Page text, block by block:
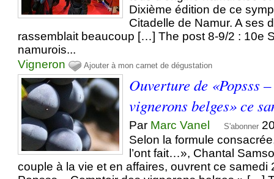
Dixième édition de ce
Citadelle de Namur. A ses
rassemblait beaucoup […] The post 8-9/2 : 10e
namurois...
Vigneron
Ajouter à mon carnet de dégustation
Ouverture de «Popsss
vignerons belges» ce
Par Marc Vanel S'abonner
Selon la formule
l’ont fait…», Chantal
couple à la vie et en affaires, ouvrent ce samedi